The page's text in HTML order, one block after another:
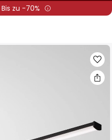
Bis zu -70%